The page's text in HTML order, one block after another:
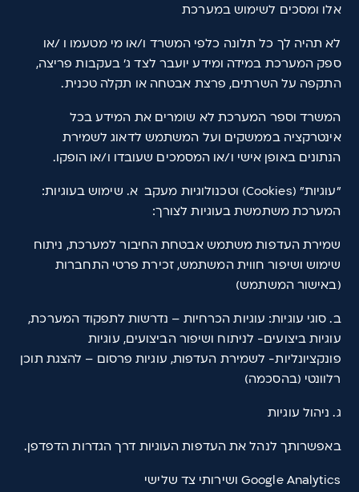
אלו ומסכים לשימוש במערכת
לא תהיה לך כל תלונה כלפי המשרד ו/או מי מטעמו ו /או
ספק המערכת במידה ומידע יועבר לצד ג' בעקבות פריצה,
התקפה על השרתים, פרצת אבטחה או תקלה טכנית.
המשרד וספר המערכת לא שומרים את המידע בכל
אינטרקציה בממשקים ועל המשתמש לדאוג לשמירת
הנתונים באופן אישי ו/או המסמכים שעובדו ו/או הופקו.
"עוגיות" (Cookies) וטכנולוגיות מעקב א. שימוש בעוגיות:
המערכת משתמשת בעוגיות לצורך:
שמירת העדפות משתמש אבטחת החיבור למערכת, ניתוח
שימוש ושיפור חווית המשתמש, זכירת פרטי התחברות
(באישור המשתמש)
ב. סוגי עוגיות: עוגיות הכרחיות – נדרשות לתפקוד המערכת,
עוגיות ביצועים- לניתוח ושיפור הביצועים, עוגיות
פונקציונליות- לשמירת העדפות, עוגיות פרסום – להצגת תוכן
רלוונטי (בהסכמה)
ג. ניהול עוגיות
באפשרותך לנהל את העדפות העוגיות דרך הגדרות הדפדפן.
Google Analytics ושירותי צד שלישי